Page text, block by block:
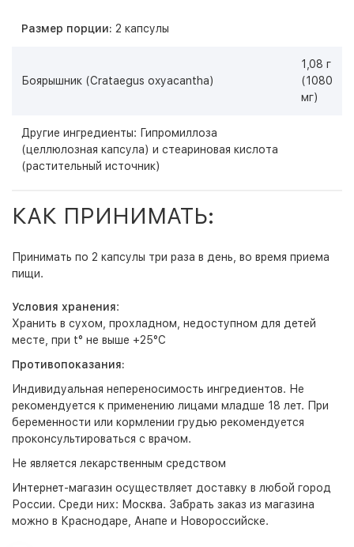
Размер порции: 2 капсулы
Боярышник (Crataegus oxyacantha)
1,08 г
(1080
мг)
Другие ингредиенты: Гипромиллоза
(целлюлозная капсула) и стеариновая кислота
(растительный источник)
КАК ПРИНИМАТЬ:
Принимать по 2 капсулы три раза в день, во время приема
пищи.
Условия хранения:
Хранить в сухом, прохладном, недоступном для детей
месте, при t° не выше +25°С
Противопоказания:
Индивидуальная непереносимость ингредиентов. Не
рекомендуется к применению лицами младше 18 лет. При
беременности или кормлении грудью рекомендуется
проконсультироваться с врачом.
Не является лекарственным средством
Интернет-магазин осуществляет доставку в любой город
России. Среди них: Москва. Забрать заказ из магазина
можно в Краснодаре, Анапе и Новороссийске.